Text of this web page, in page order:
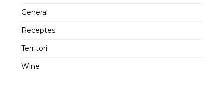
General
Receptes
Territori
Wine